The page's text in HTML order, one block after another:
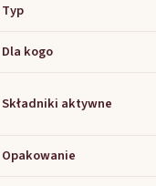
Typ
Dla kogo
Składniki aktywne
Opakowanie